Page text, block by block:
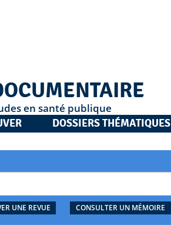
en santé publique
DOSSIERS THÉMATIQUES
UNE REVUE CONSULTER UN MÉMOIRE